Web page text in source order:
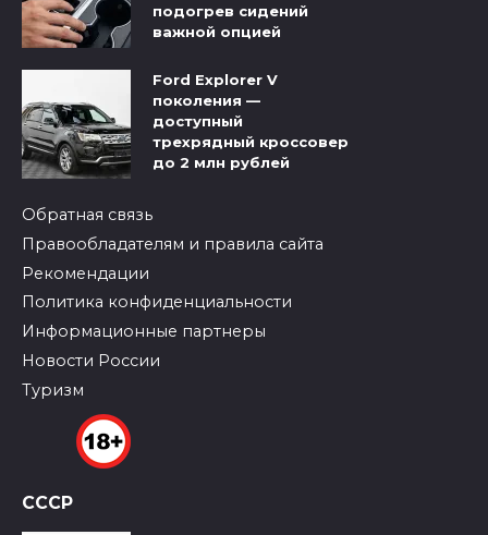
подогрев сидений
важной опцией
Ford Explorer V
поколения —
доступный
трехрядный кроссовер
до 2 млн рублей
Обратная связь
Правообладателям и правила сайта
Рекомендации
Политика конфиденциальности
Информационные партнеры
Новости России
Туризм
СССР